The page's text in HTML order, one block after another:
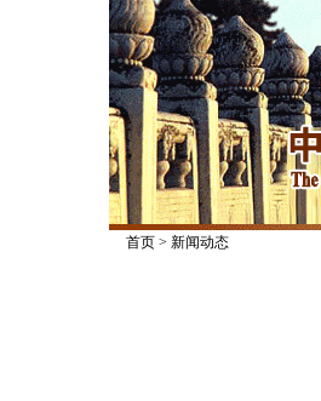
首页> 新闻动态